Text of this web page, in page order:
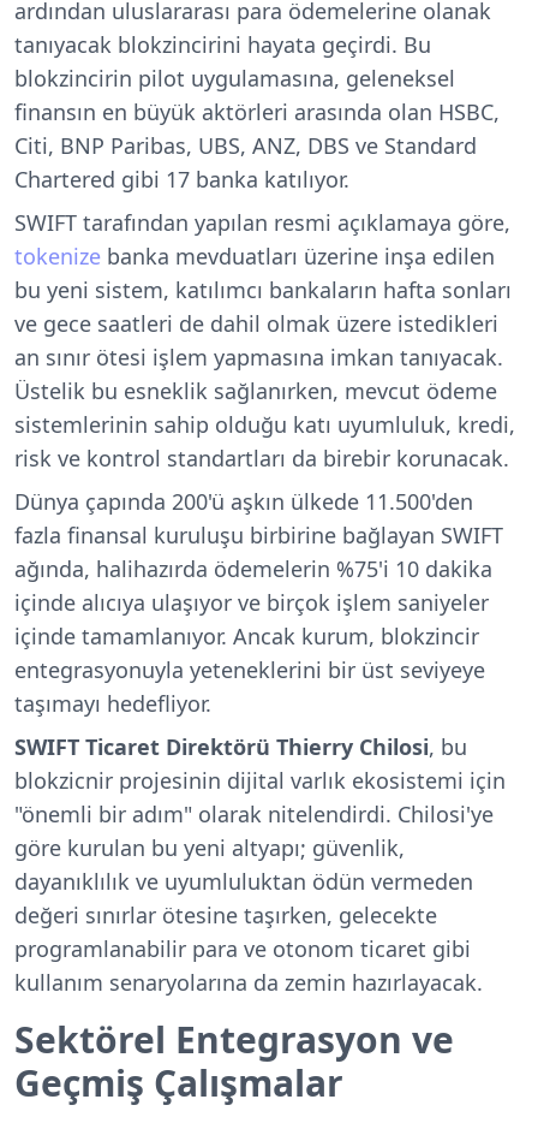
ardından uluslararası para ödemelerine olanak
tanıyacak blokzincirini hayata geçirdi. Bu
blokzincirin pilot uygulamasına, geleneksel
finansın en büyük aktörleri arasında olan HSBC,
Citi, BNP Paribas, UBS, ANZ, DBS ve Standard
Chartered gibi 17 banka katılıyor.
SWIFT tarafından yapılan resmi açıklamaya göre,
tokenize banka mevduatları üzerine inşa edilen
bu yeni sistem, katılımcı bankaların hafta sonları
ve gece saatleri de dahil olmak üzere istedikleri
an sınır ötesi işlem yapmasına imkan tanıyacak.
Üstelik bu esneklik sağlanırken, mevcut ödeme
sistemlerinin sahip olduğu katı uyumluluk, kredi,
risk ve kontrol standartları da birebir korunacak.
Dünya çapında 200'ü aşkın ülkede 11.500'den
fazla finansal kuruluşu birbirine bağlayan SWIFT
ağında, halihazırda ödemelerin %75'i 10 dakika
içinde alıcıya ulaşıyor ve birçok işlem saniyeler
içinde tamamlanıyor. Ancak kurum, blokzincir
entegrasyonuyla yeteneklerini bir üst seviyeye
taşımayı hedefliyor.
SWIFT Ticaret Direktörü Thierry Chilosi, bu
blokzicnir projesinin dijital varlık ekosistemi için
"önemli bir adım" olarak nitelendirdi. Chilosi'ye
göre kurulan bu yeni altyapı; güvenlik,
dayanıklılık ve uyumluluktan ödün vermeden
değeri sınırlar ötesine taşırken, gelecekte
programlanabilir para ve otonom ticaret gibi
kullanım senaryolarına da zemin hazırlayacak.
Sektörel Entegrasyon ve
Geçmiş Çalışmalar